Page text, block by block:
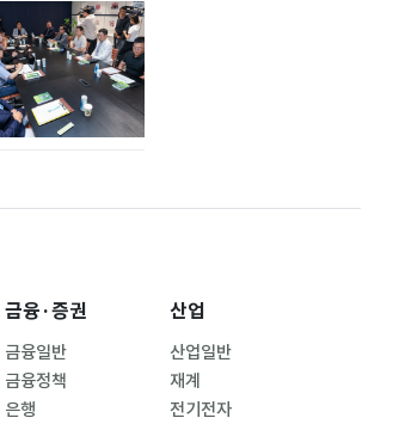
금융·증권
금융일반
금융정책
은행
산업
산업일반
재계
전기전자